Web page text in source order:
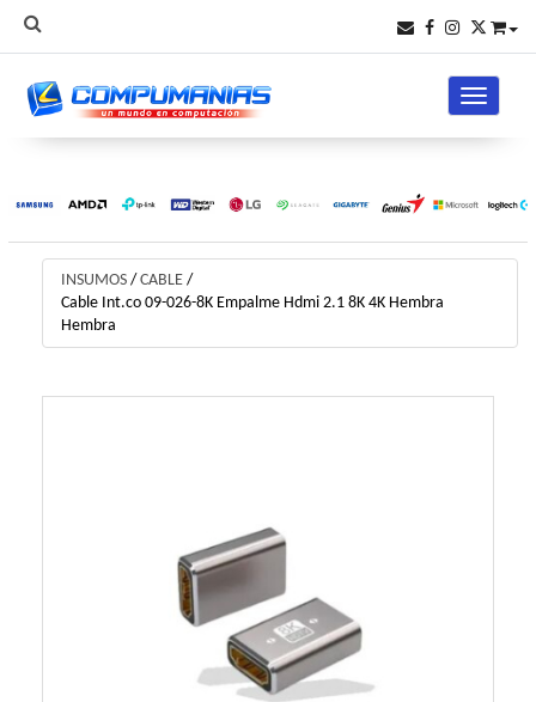
Toggle
INSUMOS / CABLE /
Cable Int.co 09-026-8K Empalme Hdmi 2.1 8K 4K Hembra
Hembra